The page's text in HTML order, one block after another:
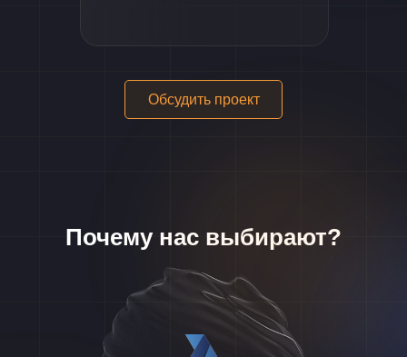
Обсудить проект
Почему нас выбирают?